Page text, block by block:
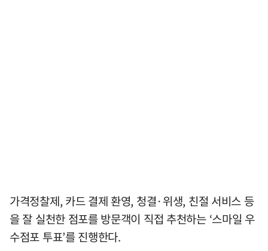
가격정찰제, 카드 결제 환영, 청결·위생, 친절 서비스 등
을 잘 실천한 점포를 방문객이 직접 추천하는 ‘스마일 우
수점포 투표’를 진행한다.